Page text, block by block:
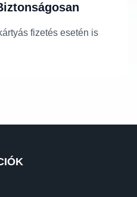
fizetés esetén is